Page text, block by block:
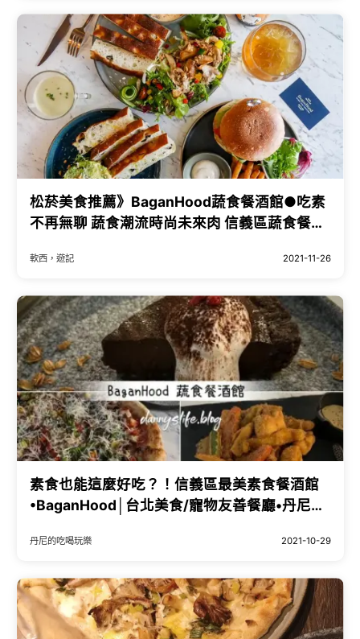
松菸美食推薦》BaganHood蔬食餐酒館●吃素
不再無聊 蔬食潮流時尚未來肉 信義區蔬食餐酒
來玩 寵物友善餐廳 - 軟西，遊記
軟西，遊記 2021-11-26
素食也能這麼好吃？！信義區最美素食餐酒館
•BaganHood│台北美食/寵物友善餐廳•丹尼的
丹尼的吃喝玩樂 2021-10-29